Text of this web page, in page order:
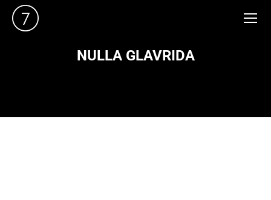
NULLA GLAVRIDA